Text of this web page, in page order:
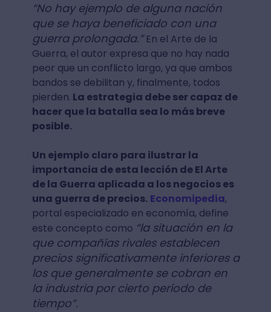
“No hay ejemplo de alguna nación
que se haya beneficiado con una
guerra prolongada.”En el Arte de la
Guerra, el autor expresa que no hay nada
peor que un conflicto largo, ya que ambos
bandos se debilitan y, finalmente, todos
pierden. La estrategia debe ser capaz de
hacer que la batalla sea lo más breve
posible.
Un ejemplo claro para ilustrar la
importancia de esta lección de El Arte
de la Guerra aplicada a los negocios es
una guerra de precios. Economipedia,
portal especializado en economía, define
este concepto como “la situación en la
que compañías rivales establecen
precios significativamente inferiores a
los que generalmente se cobran en
la industria por cierto período de
tiempo”.